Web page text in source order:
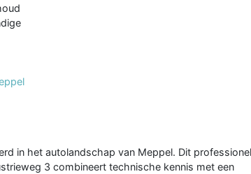
in het autolandschap van Meppel. Dit
3 combineert technische kennis met een